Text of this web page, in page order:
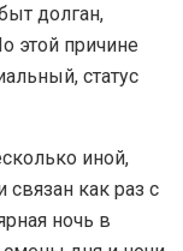
долган,
этой причине
статус
иной,
как раз с
ночь в